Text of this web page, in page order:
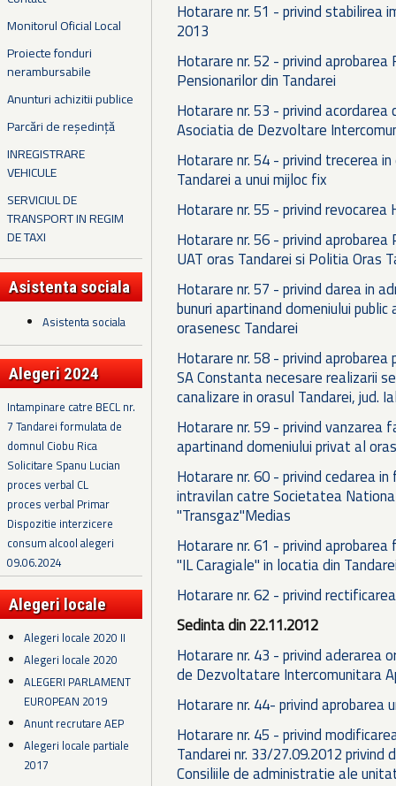
Monitorul Oficial Local
Proiecte fonduri
nerambursabile
Anunturi achizitii publice
Parcări de reședință
INREGISTRARE
VEHICULE
SERVICIUL DE
TRANSPORT IN REGIM
DE TAXI
Asistenta sociala
Asistenta sociala
Alegeri 2024
Intampinare catre BECL nr.
7 Tandarei formulata de
domnul Ciobu Rica
Solicitare Spanu Lucian
proces verbal CL
proces verbal Primar
Dispozitie interzicere
consum alcool alegeri
09.06.2024
Alegeri locale
Alegeri locale 2020 II
Alegeri locale 2020
ALEGERI PARLAMENT
EUROPEAN 2019
Anunt recrutare AEP
Alegeri locale partiale
2017
Hotarare nr. 51 - privind stabilirea
2013
Hotarare nr. 52 - privind aprobarea
Pensionarilor din Tandarei
Hotarare nr. 53 - privind
Asociatia de Dezvoltare
Hotarare nr. 54 - privind trecerea
Tandarei a unui mijloc fix
Hotarare nr. 55 - privind revocarea
Hotarare nr. 56 - privind
UAT oras Tandarei si Politia Oras
Hotarare nr. 57 - privind darea in
bunuri apartinand domeniului
orasenesc Tandarei
Hotarare nr. 58 - privind aprobarea
SA Constanta necesare realizarii
canalizare in orasul Tandarei, jud.
Hotarare nr. 59 - privind vanzarea
apartinand domeniului privat al
Hotarare nr. 60 - privind cedarea
intravilan catre Societatea
"Transgaz"Medias
Hotarare nr. 61 - privind
"IL Caragiale" in locatia din
Hotarare nr. 62 - privind
Sedinta din 22.11.2012
Hotarare nr. 43 - privind aderarea
de Dezvoltatare Intercomunitara
Hotarare nr. 44- privind aprobarea
Hotarare nr. 45 - privind
Tandarei nr. 33/27.09.2012 privind
Consiliile de administratie ale